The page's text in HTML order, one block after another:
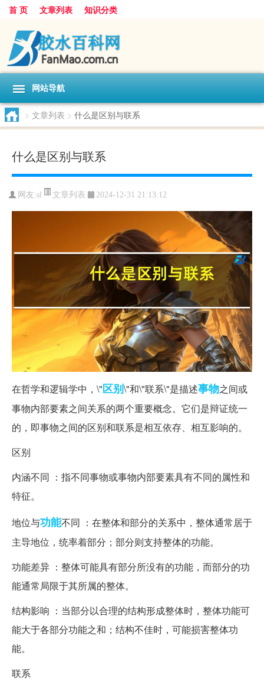
首 页 文章列表 知识分类
网站导航
> 文章列表 > 什么是区别与联系
什么是区别与联系
网友:sl 文章列表 2024-12-31 21:13:12
在哲学和逻辑学中，\"区别\"和\"联系\"是描述事物之间或
事物内部要素之间关系的两个重要概念。它们是辩证统一
的，即事物之间的区别和联系是相互依存、相互影响的。
区别
内涵不同 ：指不同事物或事物内部要素具有不同的属性和
特征。
地位与功能不同 ：在整体和部分的关系中，整体通常居于
主导地位，统率着部分；部分则支持整体的功能。
功能差异 ：整体可能具有部分所没有的功能，而部分的功
能通常局限于其所属的整体。
结构影响 ：当部分以合理的结构形成整体时，整体功能可
能大于各部分功能之和；结构不佳时，可能损害整体功
能。
联系